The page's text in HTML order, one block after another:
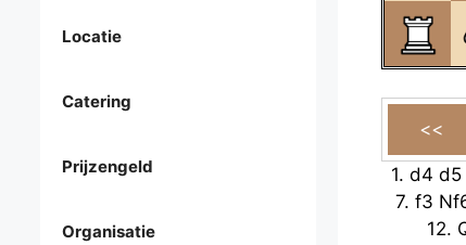
1. d4 d5
7. f3
12.
Locatie
Catering
Prijzengeld
Organisatie